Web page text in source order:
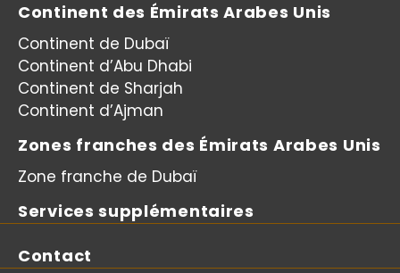
Continent des Émirats Arabes Unis
Continent de Dubaï
Continent d’Abu Dhabi
Continent de Sharjah
Continent d’Ajman
Zones franches des Émirats Arabes Unis
Zone franche de Dubaï
Services supplémentaires
Contact